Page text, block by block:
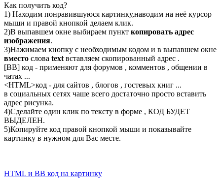
Как получить код?
1) Находим понравившуюся картинку,наводим на неё курсор
мыши и правой кнопкой делаем клик.
2)В выпавшем окне выбираем пункт копировать адрес
изображения.
3)Нажимаем кнопку с необходимым кодом и в выпавшем окне
вместо слова text вставляем скопированный адрес .
[BB] код - применяют для форумов , комментов , общении в
чатах ...
<HTML>код - для сайтов , блогов , гостевых книг ...
в социальных сетях чаше всего достаточно просто вставить
адрес рисунка.
4)Сделайте один клик по тексту в форме , КОД БУДЕТ
ВЫДЕЛЕН.
5)Копируйте код правой кнопкой мыши и показывайте
картинку в нужном для Вас месте.
HTML и BB код на картинку